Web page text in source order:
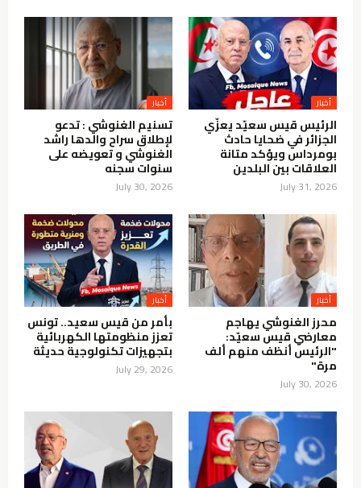
أخبار
الرئيس قيس سعيّد يعزّي
الجزائر في ضحايا حادث
بومرداس ويؤكد متانة
العلاقات بين البلدين
July 31, 2026
أخبار
تسنيم الغنوشي : تدعو
لإطلاق سراح والدها راشد
الغنوشي و تعويضه على
سنوات سجنه
July 30, 2026
أخبار
محرز الغنوشي يهاجم
معارضي قيس سعيّد:
"الرئيس أنظف منهم ألف
مرة"
July 30, 2026
أخبار
بأمر من قيس سعيد.. تونس
تعزز منظومتها الكهربائية
بتجهيزات تكنولوجية حديثة
July 29, 2026